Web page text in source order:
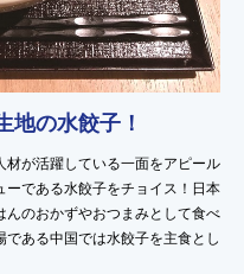
地の水餃子！
が活躍している一面をアピール
ーである水餃子をチョイス！日本
のおかずやおつまみとして食べ
ある中国では水餃子を主食とし